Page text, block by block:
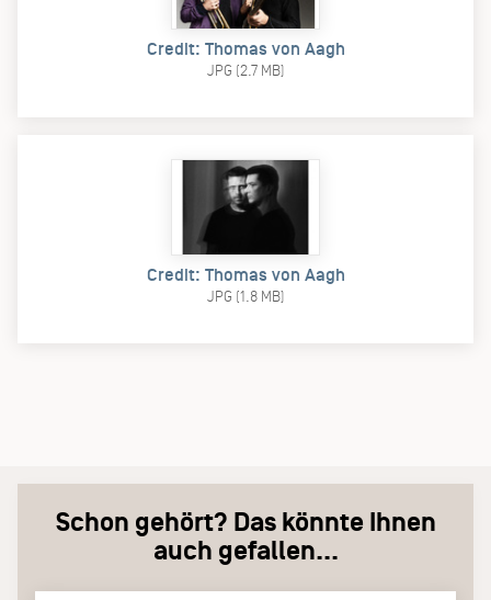
Credit: Thomas von Aagh
JPG (2.7 MB)
Credit: Thomas von Aagh
JPG (1.8 MB)
Schon gehört? Das könnte Ihnen
auch gefallen...